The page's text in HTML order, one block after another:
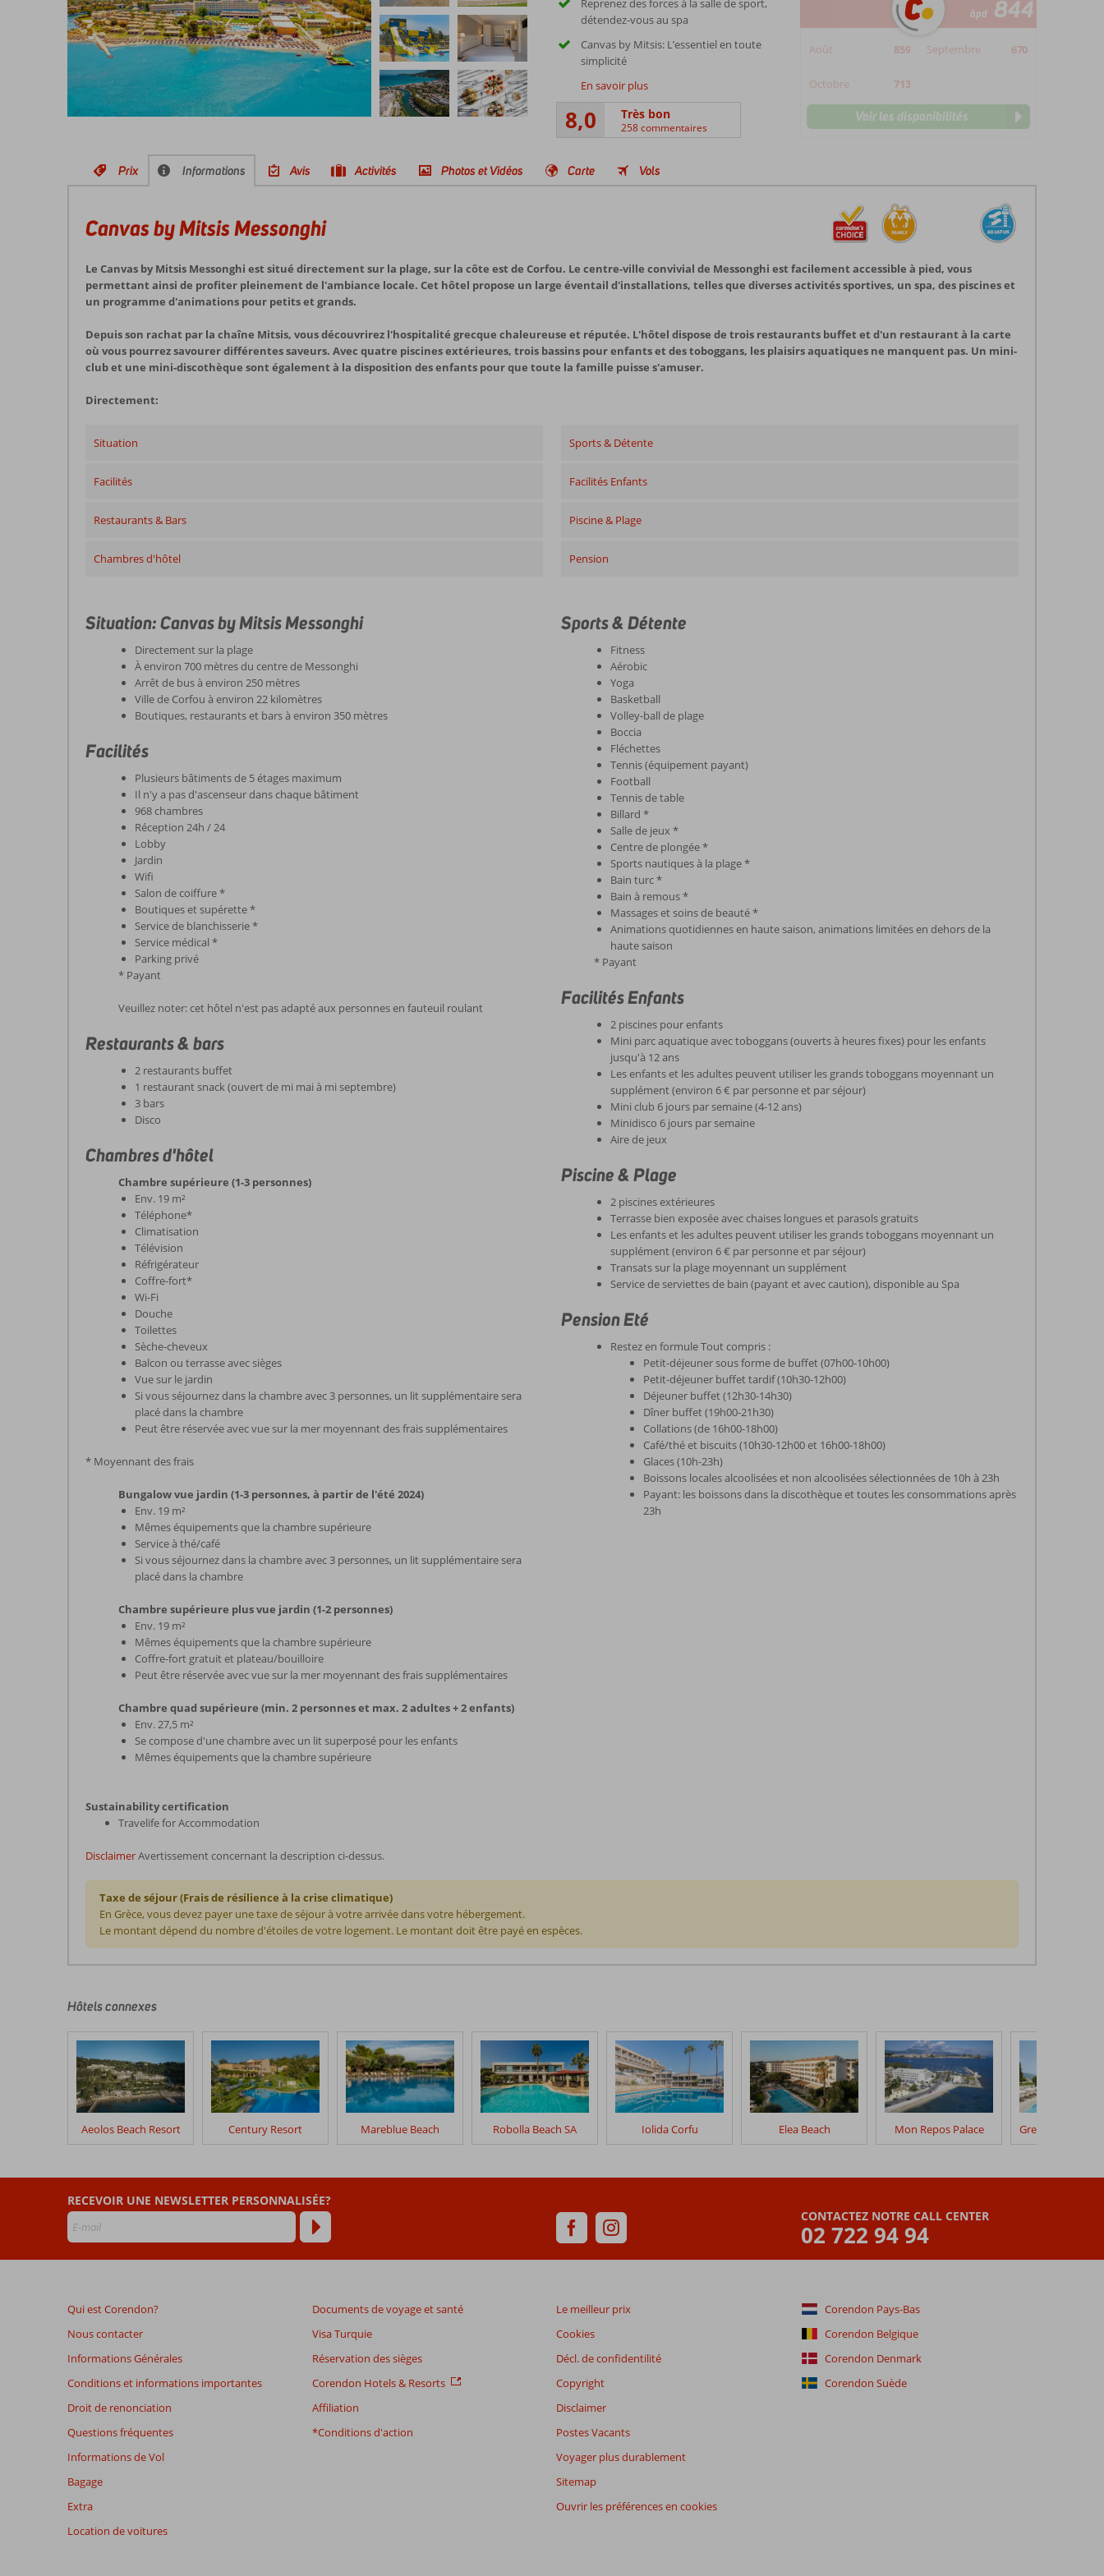
Reprenez des forces à la salle de sport,
détendez-vous au spa
Canvas by Mitsis: L’essentiel en toute
simplicité
En savoir plus
8,0 Très bon
258 commentaires
àpd 844
Août 859 Septembre 670
Octobre 713
Voir les disponibilités
Prix Informations Avis Activités Photos et Vidéos Carte Vols
Canvas by Mitsis Messonghi
Le Canvas by Mitsis Messonghi est situé directement sur la plage, sur la côte est de Corfou. Le centre-ville convivial de Messonghi est facilement accessible à pied, vous
permettant ainsi de profiter pleinement de l'ambiance locale. Cet hôtel propose un large éventail d'installations, telles que diverses activités sportives, un spa, des piscines et
un programme d'animations pour petits et grands.
Depuis son rachat par la chaîne Mitsis, vous découvrirez l'hospitalité grecque chaleureuse et réputée. L'hôtel dispose de trois restaurants buffet et d'un restaurant à la carte
où vous pourrez savourer différentes saveurs. Avec quatre piscines extérieures, trois bassins pour enfants et des toboggans, les plaisirs aquatiques ne manquent pas. Un mini-
club et une mini-discothèque sont également à la disposition des enfants pour que toute la famille puisse s'amuser.
Directement:
Situation
Facilités
Restaurants & Bars
Chambres d'hôtel
Sports & Détente
Facilités Enfants
Piscine & Plage
Pension
Situation: Canvas by Mitsis Messonghi
Directement sur la plage
À environ 700 mètres du centre de Messonghi
Arrêt de bus à environ 250 mètres
Ville de Corfou à environ 22 kilomètres
Boutiques, restaurants et bars à environ 350 mètres
Facilités
Plusieurs bâtiments de 5 étages maximum
Il n'y a pas d'ascenseur dans chaque bâtiment
968 chambres
Réception 24h / 24
Lobby
Jardin
Wifi
Salon de coiffure *
Boutiques et supérette *
Service de blanchisserie *
Service médical *
Parking privé
* Payant
Veuillez noter: cet hôtel n'est pas adapté aux personnes en fauteuil roulant
Restaurants & bars
2 restaurants buffet
1 restaurant snack (ouvert de mi mai à mi septembre)
3 bars
Disco
Chambres d'hôtel
Chambre supérieure (1-3 personnes)
Env. 19 m²
Téléphone*
Climatisation
Télévision
Réfrigérateur
Coffre-fort*
Wi-Fi
Douche
Toilettes
Sèche-cheveux
Balcon ou terrasse avec sièges
Vue sur le jardin
Si vous séjournez dans la chambre avec 3 personnes, un lit supplémentaire sera
placé dans la chambre
Peut être réservée avec vue sur la mer moyennant des frais supplémentaires
* Moyennant des frais
Bungalow vue jardin (1-3 personnes, à partir de l'été 2024)
Env. 19 m²
Mêmes équipements que la chambre supérieure
Service à thé/café
Si vous séjournez dans la chambre avec 3 personnes, un lit supplémentaire sera
placé dans la chambre
Chambre supérieure plus vue jardin (1-2 personnes)
Env. 19 m²
Mêmes équipements que la chambre supérieure
Coffre-fort gratuit et plateau/bouilloire
Peut être réservée avec vue sur la mer moyennant des frais supplémentaires
Chambre quad supérieure (min. 2 personnes et max. 2 adultes + 2 enfants)
Env. 27,5 m²
Se compose d'une chambre avec un lit superposé pour les enfants
Mêmes équipements que la chambre supérieure
Sports & Détente
Fitness
Aérobic
Yoga
Basketball
Volley-ball de plage
Boccia
Fléchettes
Tennis (équipement payant)
Football
Tennis de table
Billard *
Salle de jeux *
Centre de plongée *
Sports nautiques à la plage *
Bain turc *
Bain à remous *
Massages et soins de beauté *
Animations quotidiennes en haute saison, animations limitées en dehors de la
haute saison
* Payant
Facilités Enfants
2 piscines pour enfants
Mini parc aquatique avec toboggans (ouverts à heures fixes) pour les enfants
jusqu'à 12 ans
Les enfants et les adultes peuvent utiliser les grands toboggans moyennant un
supplément (environ 6 € par personne et par séjour)
Mini club 6 jours par semaine (4-12 ans)
Minidisco 6 jours par semaine
Aire de jeux
Piscine & Plage
2 piscines extérieures
Terrasse bien exposée avec chaises longues et parasols gratuits
Les enfants et les adultes peuvent utiliser les grands toboggans moyennant un
supplément (environ 6 € par personne et par séjour)
Transats sur la plage moyennant un supplément
Service de serviettes de bain (payant et avec caution), disponible au Spa
Pension Eté
Restez en formule Tout compris :
Petit-déjeuner sous forme de buffet (07h00-10h00)
Petit-déjeuner buffet tardif (10h30-12h00)
Déjeuner buffet (12h30-14h30)
Dîner buffet (19h00-21h30)
Collations (de 16h00-18h00)
Café/thé et biscuits (10h30-12h00 et 16h00-18h00)
Glaces (10h-23h)
Boissons locales alcoolisées et non alcoolisées sélectionnées de 10h à 23h
Payant: les boissons dans la discothèque et toutes les consommations après
23h
Sustainability certification
Travelife for Accommodation
DisclaimerAvertissement concernant la description ci-dessus.
Taxe de séjour (Frais de résilience à la crise climatique)
En Grèce, vous devez payer une taxe de séjour à votre arrivée dans votre hébergement.
Le montant dépend du nombre d'étoiles de votre logement. Le montant doit être payé en espèces.
écrits
nos
clients
après
leur
séjour
Canvas
avis
datant
de
mois
ne
plus
affichés
de
garantir
présentés.
Hôtels connexes
Aeolos Beach Resort Century Resort Mareblue Beach Robolla Beach SA Iolida Corfu Elea Beach Mon Repos Palace
CONTACTEZ NOTRE CALL CENTER
02 722 94 94
RECEVOIR UNE NEWSLETTER PERSONNALISÉE?
Qui est Corendon?
Nous contacter
Informations Générales
Conditions et informations importantes
Droit de renonciation
Questions fréquentes
Informations de Vol
Bagage
Extra
Location de voitures
Documents de voyage et santé
Visa Turquie
Réservation des sièges
Corendon Hotels & Resorts
Affiliation
*Conditions d'action
Le meilleur prix
Cookies
Décl. de confidentilité
Copyright
Disclaimer
Postes Vacants
Voyager plus durablement
Sitemap
Ouvrir les préférences en cookies
Corendon Pays-Bas
Corendon Belgique
Corendon Denmark
Corendon Suède